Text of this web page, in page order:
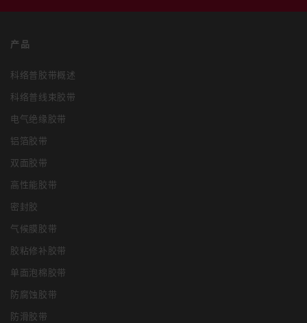
产品
科络普胶带概述
科络普线束胶带
电气绝缘胶带
铝箔胶带
双面胶带
高性能胶带
密封胶
气候膜胶带
胶粘修补胶带
单面泡棉胶带
防腐蚀胶带
防滑胶带